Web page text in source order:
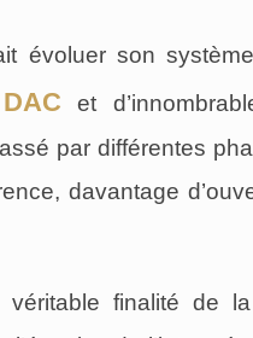
évoluer son
et
par différentes
davantage
finalité de la